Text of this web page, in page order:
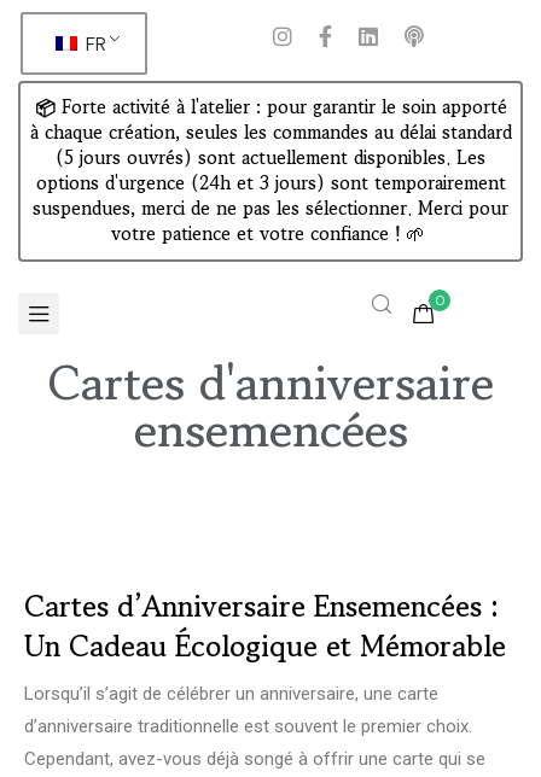
📦 Forte activité à l'atelier : pour garantir le soin apporté
à chaque création, seules les commandes au délai standard
(5 jours ouvrés) sont actuellement disponibles. Les
options d'urgence (24h et 3 jours) sont temporairement
suspendues, merci de ne pas les sélectionner. Merci pour
votre patience et votre confiance ! 🌱
FR
0
Cartes d'anniversaire
ensemencées
Cartes d’Anniversaire Ensemencées :
Un Cadeau Écologique et Mémorable
Lorsqu’il s’agit de célébrer un anniversaire, une carte
d’anniversaire traditionnelle est souvent le premier choix.
Cependant, avez-vous déjà songé à offrir une carte qui se